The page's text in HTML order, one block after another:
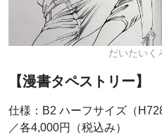
だいたいく
【漫書タペストリー】
仕様：B2 ハーフサイズ（
／各4,000円（税込み）